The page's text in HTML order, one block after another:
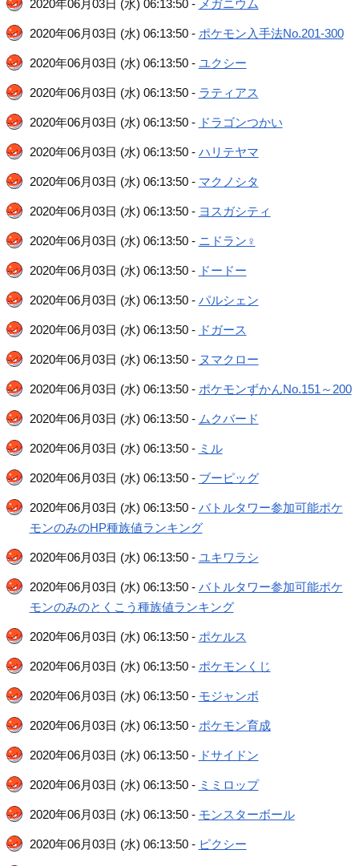
2020年06月03日 (水) 06:13:50 - メガニウム
2020年06月03日 (水) 06:13:50 - ポケモン入手法No.201-300
2020年06月03日 (水) 06:13:50 - ユクシー
2020年06月03日 (水) 06:13:50 - ラティアス
2020年06月03日 (水) 06:13:50 - ドラゴンつかい
2020年06月03日 (水) 06:13:50 - ハリテヤマ
2020年06月03日 (水) 06:13:50 - マクノシタ
2020年06月03日 (水) 06:13:50 - ヨスガシティ
2020年06月03日 (水) 06:13:50 - ニドラン♀
2020年06月03日 (水) 06:13:50 - ドードー
2020年06月03日 (水) 06:13:50 - パルシェン
2020年06月03日 (水) 06:13:50 - ドガース
2020年06月03日 (水) 06:13:50 - ヌマクロー
2020年06月03日 (水) 06:13:50 - ポケモンずかんNo.151～200
2020年06月03日 (水) 06:13:50 - ムクバード
2020年06月03日 (水) 06:13:50 - ミル
2020年06月03日 (水) 06:13:50 - ブーピッグ
2020年06月03日 (水) 06:13:50 - バトルタワー参加可能ポケ
モンのみのHP種族値ランキング
2020年06月03日 (水) 06:13:50 - ユキワラシ
2020年06月03日 (水) 06:13:50 - バトルタワー参加可能ポケ
モンのみのとくこう種族値ランキング
2020年06月03日 (水) 06:13:50 - ポケルス
2020年06月03日 (水) 06:13:50 - ポケモンくじ
2020年06月03日 (水) 06:13:50 - モジャンボ
2020年06月03日 (水) 06:13:50 - ポケモン育成
2020年06月03日 (水) 06:13:50 - ドサイドン
2020年06月03日 (水) 06:13:50 - ミミロップ
2020年06月03日 (水) 06:13:50 - モンスターボール
2020年06月03日 (水) 06:13:50 - ピクシー